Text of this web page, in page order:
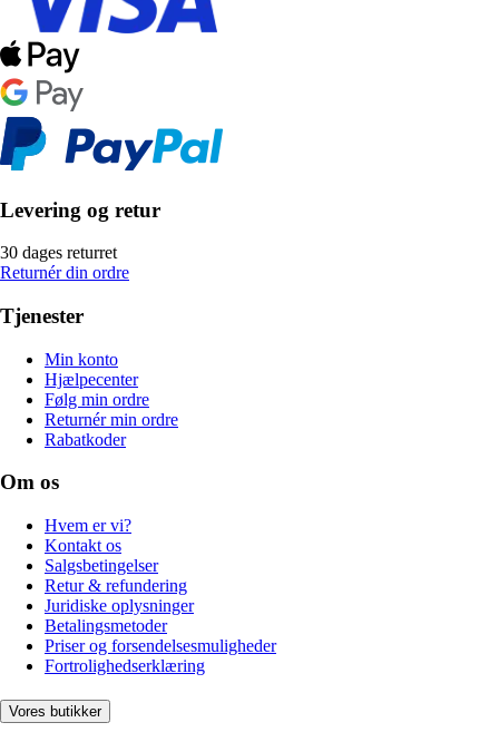
Levering og retur
30 dages returret
Returnér din ordre
Tjenester
Min konto
Hjælpecenter
Følg min ordre
Returnér min ordre
Rabatkoder
Om os
Hvem er vi?
Kontakt os
Salgsbetingelser
Retur & refundering
Juridiske oplysninger
Betalingsmetoder
Priser og forsendelsesmuligheder
Fortrolighedserklæring
Vores butikker